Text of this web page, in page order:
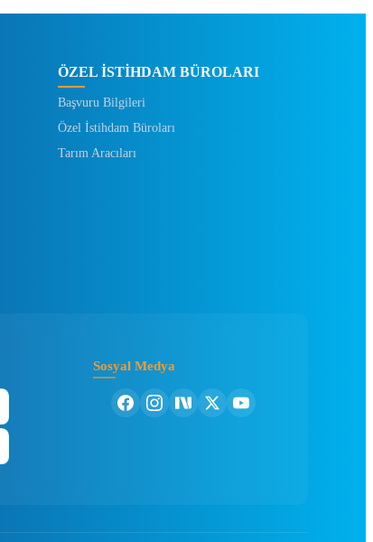
ÖZEL İSTİHDAM BÜROLARI
Başvuru Bilgileri
Özel İstihdam Büroları
Tarım Aracıları
Sosyal Medya